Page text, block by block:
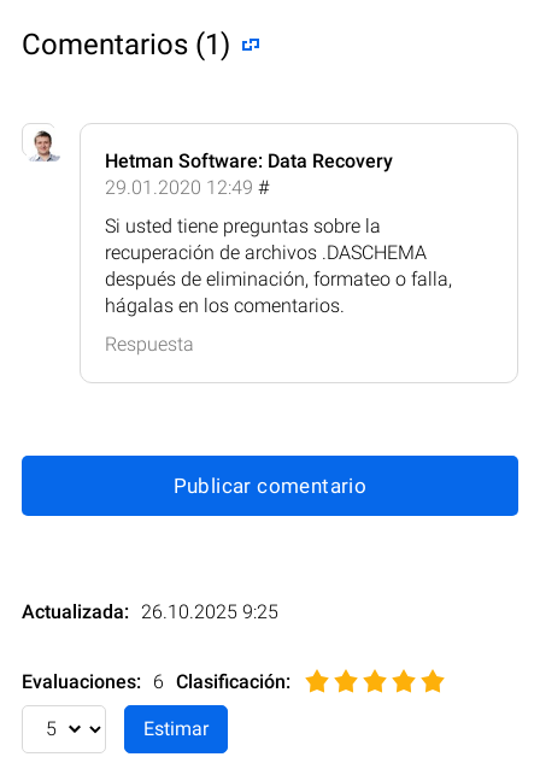
Comentarios (1)
Hetman Software: Data Recovery
29.01.2020 12:49 #
Si usted tiene preguntas sobre la
recuperación de archivos .DASCHEMA
después de eliminación, formateo o falla,
hágalas en los comentarios.
Respuesta
Publicar comentario
Actualizada: 26.10.2025 9:25
Evaluaciones: 6 Clasificación: